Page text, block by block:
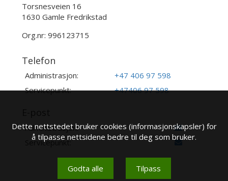
Torsnesveien 16
1630 Gamle Fredrikstad
Org.nr: 996123715
Telefon
Administrasjon:
+47 406 97 598
Servicepunkt:
+47406 97 598
Administrasjon:
Servicepunkt:
Dette nettstedet bruker cookies (informasjonskapsler) for
å tilpasse nettsidene bedre til deg som bruker.
Godta alle Tilpass